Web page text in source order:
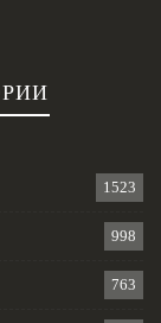
1523
998
763